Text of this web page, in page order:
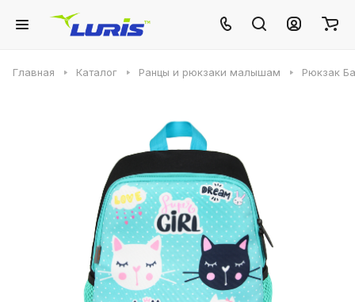
Главная Каталог Ранцы и рюкзаки малышам Рюкзак